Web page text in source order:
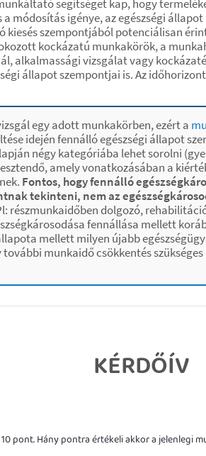
segítséget kap, hogy
módosítás igénye, az egészségi
szempontjából potenciálisan
kockázatú munkakörök, a
alkalmassági vizsgálat vagy
állapot szempontjai is. Az
egy adott munkakörben, ezért a
idején fennálló egészségi állapot
négy kategóriába lehet sorolni
amely vonatkozásában a
Fontos, hogy fennálló
tekinteni, nem az
részmunkaidőben dolgozó,
fennállása mellett
mellett milyen újabb
munkaidő csökkentés
KÉRDŐÍV
pont. Hány pontra értékeli akkor a jelenlegi